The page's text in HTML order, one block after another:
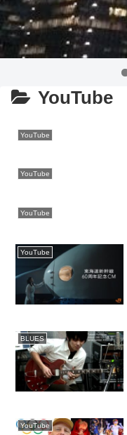
YouTube
YouTube
YouTube
YouTube
YouTube
BLUES
YouTube